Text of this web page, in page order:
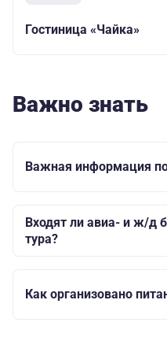
Гостиница «Чайка»
Важно знать
Важная информация
Входят ли авиа- и ж/д
тура?
Как организовано